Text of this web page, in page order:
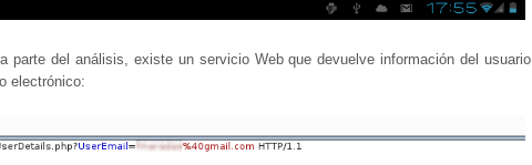
parte del análisis, existe un servicio Web que devuelve información del usuario
electrónico: